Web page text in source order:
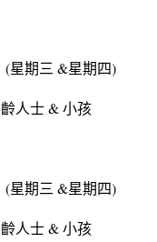
(星期三 &星期四)
齡人士 & 小孩
(星期三 &星期四)
齡人士 & 小孩